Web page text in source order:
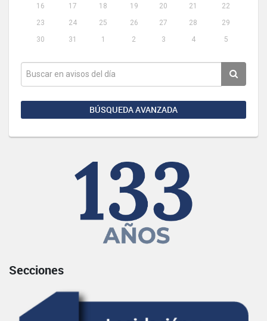
16
17 18 19 20 21
22
23
24 25 26 27 28
29
30
31 1 2 3 4 5
BÚSQUEDA AVANZADA
Secciones